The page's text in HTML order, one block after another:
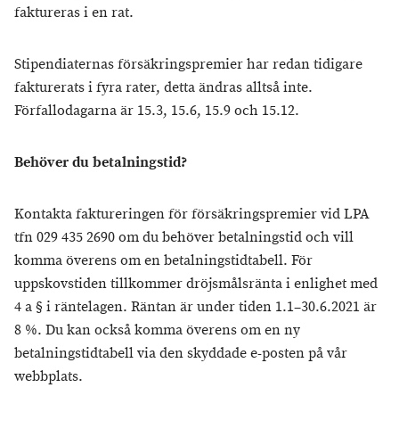
faktureras i en rat.
Stipendiaternas försäkringspremier har redan tidigare
fakturerats i fyra rater, detta ändras alltså inte.
Förfallodagarna är 15.3, 15.6, 15.9 och 15.12.
Behöver du betalningstid?
Kontakta faktureringen för försäkringspremier vid LPA
tfn 029 435 2690 om du behöver betalningstid och vill
komma överens om en betalningstidtabell. För
uppskovstiden tillkommer dröjsmålsränta i enlighet med
4 a § i räntelagen. Räntan är under tiden 1.1–30.6.2021 är
8 %. Du kan också komma överens om en ny
betalningstidtabell via den skyddade e-posten på vår
webbplats.